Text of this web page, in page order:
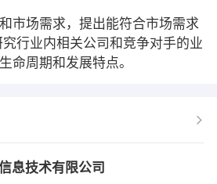
市场需求，提出能符合市场需求
行业内相关公司和竞争对手的业
命周期和发展特点。
息技术有限公司